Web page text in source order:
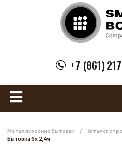
+7 (861)
Металлические бытовки / Каталог
Бытовка 6 х 2,4м